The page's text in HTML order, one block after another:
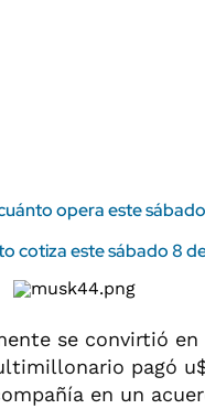
opera este
cotiza este sábado 8
se convirtió en
pagó
en un